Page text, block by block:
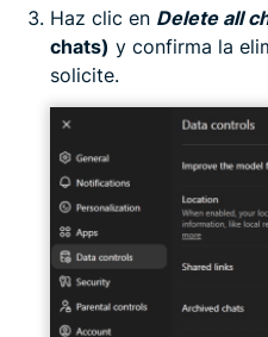
Haz clic en Delete all
chats) y confirma la
solicite.